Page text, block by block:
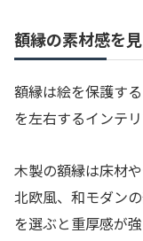
額縁の素材感を
額縁は絵を保護す
を左右するインテ
木製の額縁は床材
北欧風、和モダン
を選ぶと重厚感が強